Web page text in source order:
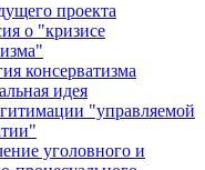
проекта
о "кризисе
консерватизма
идея
"управляемой
уголовного и